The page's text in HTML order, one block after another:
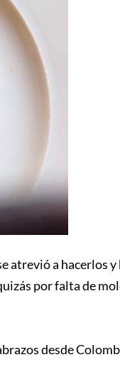
atrevió a hacerlos
por falta de
desde